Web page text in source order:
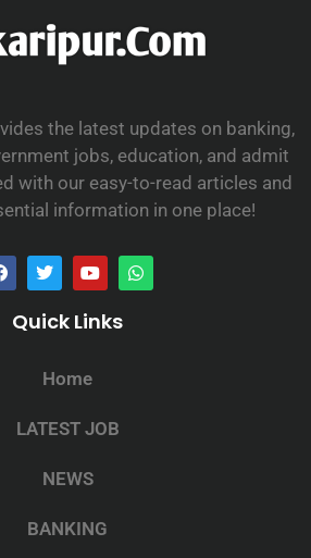
the latest updates on banking,
jobs, education, and admit
with our easy-to-read articles and
information in one place!
Quick Links
Home
LATEST JOB
NEWS
BANKING